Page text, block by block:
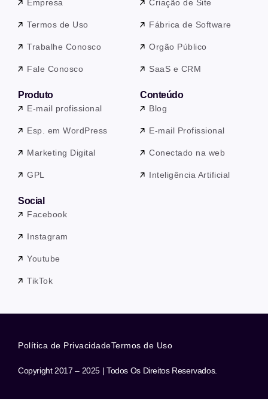
Empresa
Termos de Uso
Trabalhe Conosco
Fale Conosco
Criação de Site
Fábrica de Software
Orgão Público
SaaS e CRM
Produto
E-mail profissional
Esp. em WordPress
Marketing Digital
GPL
Conteúdo
Blog
E-mail Profissional
Conectado na web
Inteligência Artificial
Social
Facebook
Instagram
Youtube
TikTok
Copyright 2017 – 2025 | Todos Os Direitos Reservados.
Política de PrivacidadeTermos de Uso